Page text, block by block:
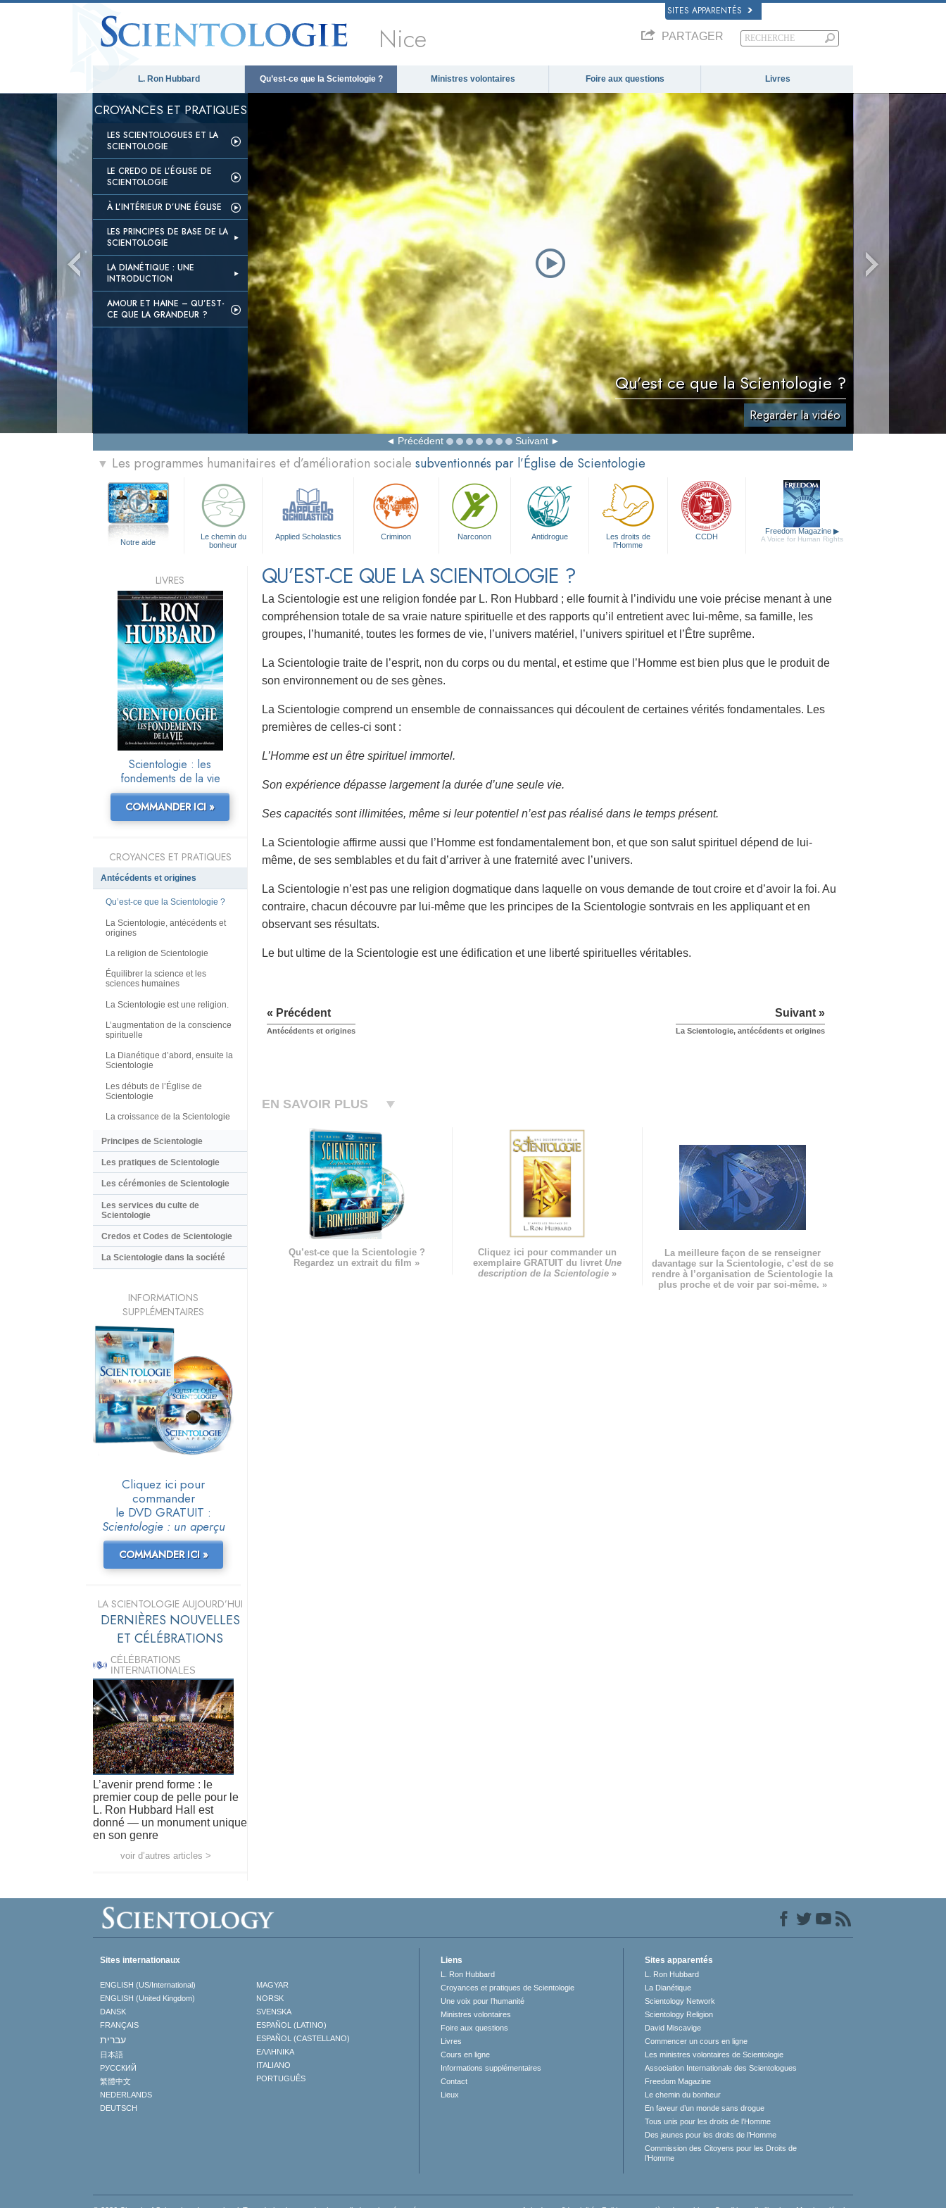
SITES APPARENTÉS
Nice PARTAGER
L. Ron Hubbard Qu’est-ce que la Scientologie ? Ministres volontaires Foire aux questions Livres
CROYANCES ET PRATIQUES
LES SCIENTOLOGUES ET LA
SCIENTOLOGIE
LE CREDO DE L’ÉGLISE DE
SCIENTOLOGIE
À L’INTÉRIEUR D’UNE ÉGLISE
LES PRINCIPES DE BASE DE LA
SCIENTOLOGIE
LA DIANÉTIQUE : UNE
INTRODUCTION
AMOUR ET HAINE – QU’EST-
CE QUE LA GRANDEUR ?
Qu’est ce que la Scientologie ?
Regarder la vidéo
Précédent Suivant
▼ Les programmes humanitaires et d’amélioration sociale subventionnés par l’Église de Scientologie
Notre aide
Le chemin du
bonheur
Applied Scholastics Criminon Narconon Antidrogue
Les droits de
l’Homme
CCDH
Freedom Magazine ▶
A Voice for Human Rights
QU’EST-CE QUE LA SCIENTOLOGIE ?
La Scientologie est une religion fondée par L. Ron Hubbard ; elle fournit à l’individu une voie précise menant à une
compréhension totale de sa vraie nature spirituelle et des rapports qu’il entretient avec lui-même, sa famille, les
groupes, l’humanité, toutes les formes de vie, l’univers matériel, l’univers spirituel et l’Être suprême.
La Scientologie traite de l’esprit, non du corps ou du mental, et estime que l’Homme est bien plus que le produit de
son environnement ou de ses gènes.
La Scientologie comprend un ensemble de connaissances qui découlent de certaines vérités fondamentales. Les
premières de celles-ci sont :
L’Homme est un être spirituel immortel.
Son expérience dépasse largement la durée d’une seule vie.
Ses capacités sont illimitées, même si leur po­tentiel n’est pas réalisé dans le temps présent.
La Scientologie affirme aussi que l’Homme est fondamentalement bon, et que son salut spirituel dépend de lui-
même, de ses semblables et du fait d’arriver à une fraternité avec l’univers.
La Scientologie n’est pas une religion dogmatique dans laquelle on vous demande de tout croire et d’avoir la foi. Au
contraire, chacun découvre par lui-même que les principes de la Scientologie sontvrais en les appliquant et en
observant ses résultats.
Le but ultime de la Scientologie est une édification et une liberté spirituelles véritables.
« Précédent
Antécédents et origines
Suivant »
La Scientologie, antécédents et origines
EN SAVOIR PLUS
Qu’est-ce que la Scientologie ?
Regardez un extrait du film »
Cliquez ici pour commander un
exemplaire GRATUIT du livret Une
description de la Scientologie»
La meilleure façon de se renseigner
davantage sur la Scientologie, c’est de se
rendre à l’organisation de Scientologie la
plus proche et de voir par soi-même. »
LIVRES
Scientologie : les
fondements de la vie
COMMANDER ICI »
CROYANCES ET PRATIQUES
Antécédents et origines
Qu’est-ce que la Scientologie ?
La Scientologie, antécédents et
origines
La religion de Scientologie
Équilibrer la science et les
sciences humaines
La Scientologie est une religion.
L’augmentation de la conscience
spirituelle
La Dianétique d’abord, ensuite la
Scientologie
Les débuts de l’Église de
Scientologie
La croissance de la Scientologie
Principes de Scientologie
Les pratiques de Scientologie
Les cérémonies de Scientologie
Les services du culte de
Scientologie
Credos et Codes de Scientologie
La Scientologie dans la société
INFORMATIONS
SUPPLÉMENTAIRES
Cliquez ici pour
commander
le DVD GRATUIT :
Scientologie : un aperçu
COMMANDER ICI »
LA SCIENTOLOGIE AUJOURD’HUI
DERNIÈRES NOUVELLES
ET CÉLÉBRATIONS
CÉLÉBRATIONS
INTERNATIONALES
L’avenir prend forme : le
premier coup de pelle pour le
L. Ron Hubbard Hall est
donné — un monument unique
en son genre
voir d’autres articles >
Sites internationaux
ENGLISH (US/International)
ENGLISH (United Kingdom)
DANSK
FRANÇAIS
עברית
日本語
РУССКИЙ
繁體中文
NEDERLANDS
DEUTSCH
MAGYAR
NORSK
SVENSKA
ESPAÑOL (LATINO)
ESPAÑOL (CASTELLANO)
ΕΛΛΗΝΙΚA
ITALIANO
PORTUGUÊS
Liens
L. Ron Hubbard
Croyances et pratiques de Scientologie
Une voix pour l’humanité
Ministres volontaires
Foire aux questions
Livres
Cours en ligne
Informations supplémentaires
Contact
Lieux
Sites apparentés
L. Ron Hubbard
La Dianétique
Scientology Network
Scientology Religion
David Miscavige
Commencer un cours en ligne
Les ministres volontaires de Scientologie
Association Internationale des Scientologues
Freedom Magazine
Le chemin du bonheur
En faveur d’un monde sans drogue
Tous unis pour les droits de l’Homme
Des jeunes pour les droits de l’Homme
Commission des Citoyens pour les Droits de
l’Homme